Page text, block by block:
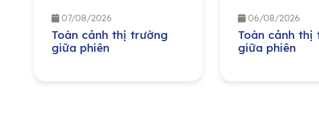
07/08/2026
Toàn cảnh thị trường
giữa phiên
06/08/2026
Toàn cảnh thị
giữa phiên